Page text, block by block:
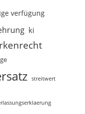
verfügung
ki
streitwert